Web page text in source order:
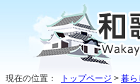
現在の位置： トップページ > 暮ら